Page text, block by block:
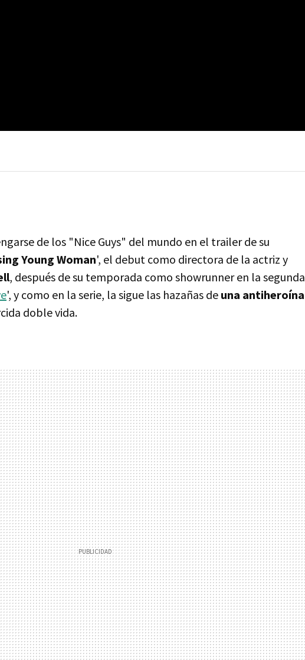
de los "Nice Guys" del mundo en el trailer de su
Young Woman', el debut como directora de la actriz y
, después de su temporada como showrunner en la segunda
', y como en la serie, la sigue las hazañas de una antiheroína
doble vida.